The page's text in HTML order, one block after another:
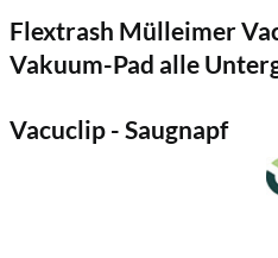
Flextrash Mülleimer
Vakuum-Pad alle
Vacuclip - Saugnapf